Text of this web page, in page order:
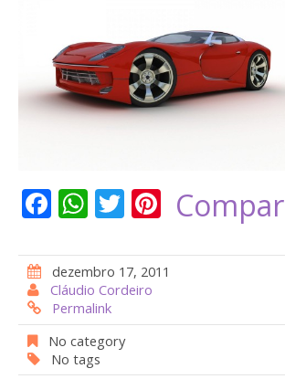
F
e
b
o
o
W
at
s
A
p
T
itt
er
Pi
er
st
dezembro 17, 2011
Cláudio Cordeiro
Permalink
No category
No tags